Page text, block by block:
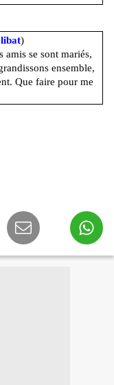
)
amis se sont mariés,
ensemble,
Que faire pour me